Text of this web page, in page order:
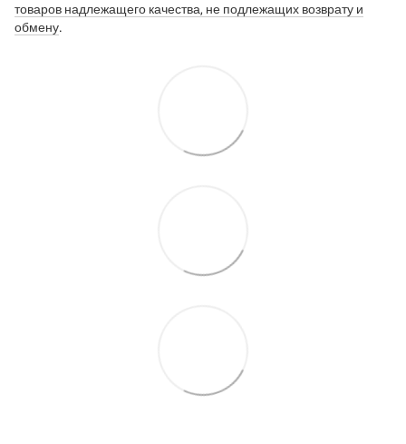
товаров надлежащего качества, не подлежащих возврату и
обмену.